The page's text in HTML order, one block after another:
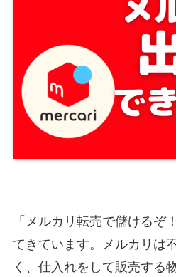
「メルカリ転売で儲けるぞ
てきています。メルカリは
く、仕入れをして販売する